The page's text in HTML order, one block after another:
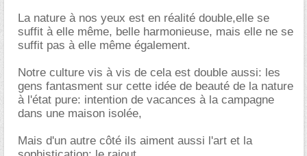
La nature à nos yeux est en réalité double,elle se
suffit à elle même, belle harmonieuse, mais elle ne se
suffit pas à elle même également.
Notre culture vis à vis de cela est double aussi: les
gens fantasment sur cette idée de beauté de la nature
à l'état pure: intention de vacances à la campagne
dans une maison isolée,
Mais d'un autre côté ils aiment aussi l'art et la